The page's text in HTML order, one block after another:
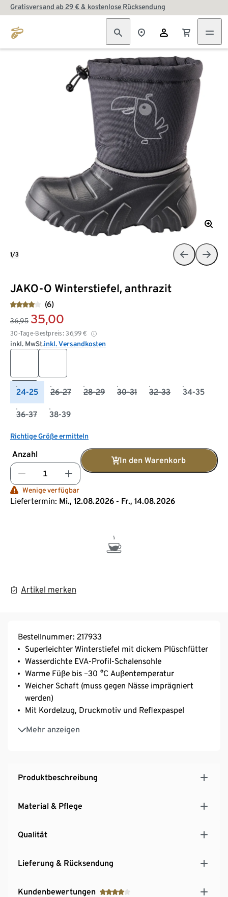
Gratisversand ab 29 € & kostenlose Rücksendung
JAKO-O Winterstiefel, anthrazit
(6)
36,95 35,00
30-Tage-Bestpreis: 36,99 €
inkl. MwSt.inkl. Versandkosten
24-25 26-27 28-29 30-31 32-33 34-35
36-37 38-39
Richtige Größe ermitteln
Anzahl
In den Warenkorb
Wenige verfügbar
Liefertermin: Mi., 12.08.2026 - Fr., 14.08.2026
Artikel merken
1/3
Bestellnummer: 217933
Superleichter Winterstiefel mit dickem Plüschfütter
Wasserdichte EVA-Profil-Schalensohle
Warme Füße bis –30 °C Außentemperatur
Weicher Schaft (muss gegen Nässe imprägniert
werden)
Mit Kordelzug, Druckmotiv und Reflexpaspel
Mehr anzeigen
Hergestellt in Europa
Produktbeschreibung
Material & Pflege
Qualität
Lieferung & Rücksendung
Kundenbewertungen